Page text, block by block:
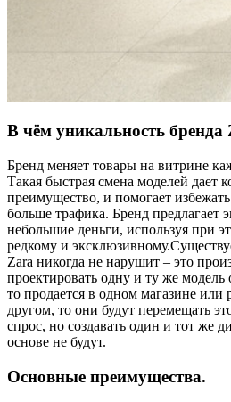
В чём уникальность бренда
Бренд меняет товары на витрине
Такая быстрая смена моделей дает
преимущество, и помогает
больше трафика. Бренд предлагает
небольшие деньги, используя при
редкому и
Zara никогда не нарушит ‒ это
проектировать одну и ту же
то продается в одном магазине или
другом, то они будут перемещать
спрос, но создавать один и тот же
основе не будут.
Основные преимущества.